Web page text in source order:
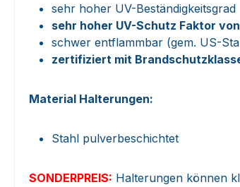
sehr hoher UV-Beständigkeitsgrad
sehr hoher UV-Schutz Faktor
schwer entflammbar (gem. US-
zertifiziert mit
Material Halterungen:
Stahl pulverbeschichtet
SONDERPREIS: Halterungen können